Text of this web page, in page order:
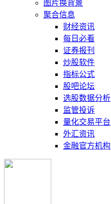
图片换背景
聚合信息
财经资讯
每日必看
证券报刊
炒股软件
指标公式
股吧论坛
选股数据分析
监管投诉
量化交易平台
外汇资讯
金融官方机构